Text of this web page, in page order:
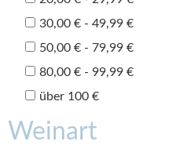
30,00 € - 49,99 €
50,00 € - 79,99 €
80,00 € - 99,99 €
über 100 €
Weinart